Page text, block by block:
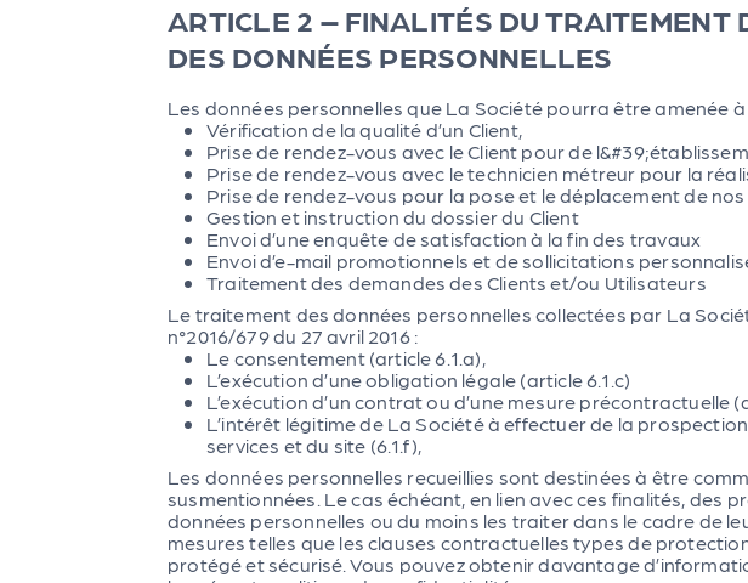
ARTICLE 2 – FINALITÉS DU
DES DONNÉES PERSONNELLES
Les données personnelles que La Société pourra être amenée
Vérification de la qualité d’un Client,
Prise de rendez-vous avec le Client pour de
Prise de rendez-vous avec le technicien métreur pour la
Prise de rendez-vous pour la pose et le déplacement de
Gestion et instruction du dossier du Client
Envoi d’une enquête de satisfaction à la fin des travaux
Envoi d’e-mail promotionnels et de sollicitations
Traitement des demandes des Clients et/ou Utilisateurs
Le traitement des données personnelles collectées par La
n°2016/679 du 27 avril 2016 :
Le consentement (article 6.1.a),
L’exécution d’une obligation légale (article 6.1.c)
L’exécution d’un contrat ou d’une mesure précontractuelle
L’intérêt légitime de La Société à effectuer de la
services et du site (6.1.f),
Les données personnelles recueillies sont destinées à être
susmentionnées. Le cas échéant, en lien avec ces finalités,
données personnelles ou du moins les traiter dans le cadre de
mesures telles que les clauses contractuelles types de
protégé et sécurisé. Vous pouvez obtenir davantage